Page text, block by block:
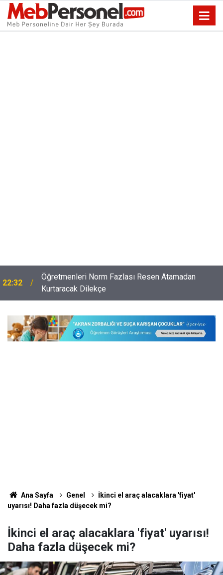
22:32
Öğretmenleri Norm Fazlası Resen Atamadan
Kurtaracak Dilekçe
Ana Sayfa Genel
İkinci el araç alacaklara 'fiyat'
uyarısı! Daha fazla düşecek mi?
İkinci el araç alacaklara 'fiyat' uyarısı!
Daha fazla düşecek mi?